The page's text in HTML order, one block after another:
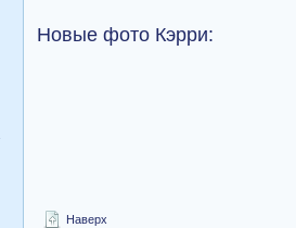
Новые фото Кэрри:
Наверх